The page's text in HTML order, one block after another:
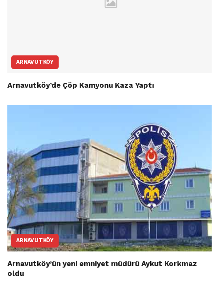
ARNAVUTKÖY
Arnavutköy’de Çöp Kamyonu Kaza Yaptı
ARNAVUTKÖY
Arnavutköy’ün yeni emniyet müdürü Aykut Korkmaz
oldu